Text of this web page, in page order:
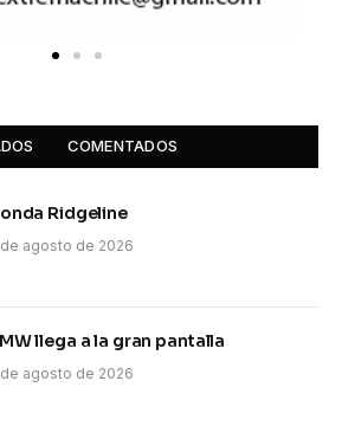
COMENTADOS
Ridgeline
agosto de 2026
llega a la gran pantalla
agosto de 2026